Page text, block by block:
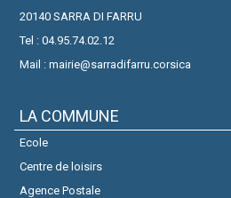
20140 SARRA DI FARRU
Tel : 04.95.74.02.12
Mail : mairie@sarradifarru.corsica
LA COMMUNE
Ecole
Centre de loisirs
Agence Postale